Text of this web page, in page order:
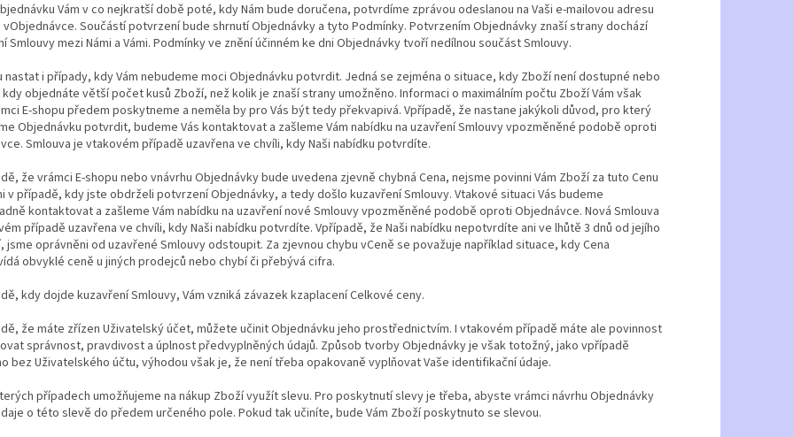
Vám v co nejkratší době poté, kdy Nám bude doručena, potvrdíme zprávou odeslanou na Vaši e-mailovou adresu
vObjednávce. Součástí potvrzení bude shrnutí Objednávky a tyto Podmínky. Potvrzením Objednávky znaší strany dochází
Smlouvy mezi Námi a Vámi. Podmínky ve znění účinném ke dni Objednávky tvoří nedílnou součást Smlouvy.
nastat i případy, kdy Vám nebudeme moci Objednávku potvrdit. Jedná se zejména o situace, kdy Zboží není dostupné nebo
objednáte větší počet kusů Zboží, než kolik je znaší strany umožněno. Informaci o maximálním počtu Zboží Vám však
E-shopu předem poskytneme a neměla by pro Vás být tedy překvapivá. Vpřípadě, že nastane jakýkoli důvod, pro který
Objednávku potvrdit, budeme Vás kontaktovat a zašleme Vám nabídku na uzavření Smlouvy vpozměněné podobě oproti
Smlouva je vtakovém případě uzavřena ve chvíli, kdy Naši nabídku potvrdíte.
že vrámci E-shopu nebo vnávrhu Objednávky bude uvedena zjevně chybná Cena, nejsme povinni Vám Zboží za tuto Cenu
v případě, kdy jste obdrželi potvrzení Objednávky, a tedy došlo kuzavření Smlouvy. Vtakové situaci Vás budeme
kontaktovat a zašleme Vám nabídku na uzavření nové Smlouvy vpozměněné podobě oproti Objednávce. Nová Smlouva
případě uzavřena ve chvíli, kdy Naši nabídku potvrdíte. Vpřípadě, že Naši nabídku nepotvrdíte ani ve lhůtě 3 dnů od jejího
jsme oprávněni od uzavřené Smlouvy odstoupit. Za zjevnou chybu vCeně se považuje například situace, kdy Cena
obvyklé ceně u jiných prodejců nebo chybí či přebývá cifra.
kdy dojde kuzavření Smlouvy, Vám vzniká závazek kzaplacení Celkové ceny.
že máte zřízen Uživatelský účet, můžete učinit Objednávku jeho prostřednictvím. I vtakovém případě máte ale povinnost
správnost, pravdivost a úplnost předvyplněných údajů. Způsob tvorby Objednávky je však totožný, jako vpřípadě
bez Uživatelského účtu, výhodou však je, že není třeba opakovaně vyplňovat Vaše identifikační údaje.
případech umožňujeme na nákup Zboží využít slevu. Pro poskytnutí slevy je třeba, abyste vrámci návrhu Objednávky
o této slevě do předem určeného pole. Pokud tak učiníte, bude Vám Zboží poskytnuto se slevou.